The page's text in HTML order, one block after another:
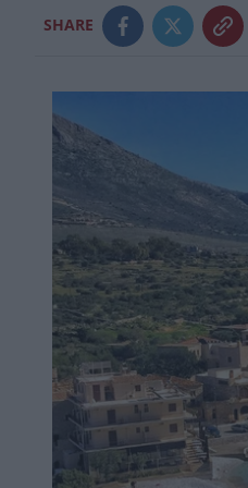
SHARE